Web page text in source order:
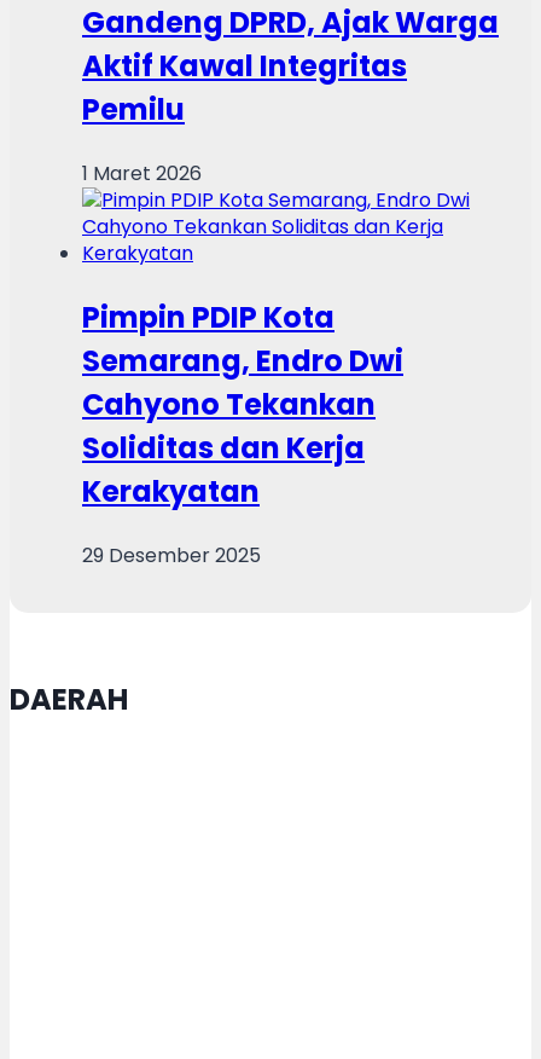
Gandeng DPRD, Ajak Warga
Aktif Kawal Integritas
Pemilu
1 Maret 2026
Pimpin PDIP Kota
Semarang, Endro Dwi
Cahyono Tekankan
Soliditas dan Kerja
Kerakyatan
29 Desember 2025
DAERAH